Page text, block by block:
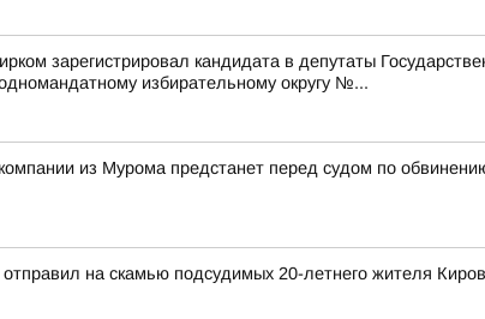
зарегистрировал кандидата в депутаты
избирательному округу №...
из Мурома предстанет перед судом по
на скамью подсудимых 20-летнего жителя